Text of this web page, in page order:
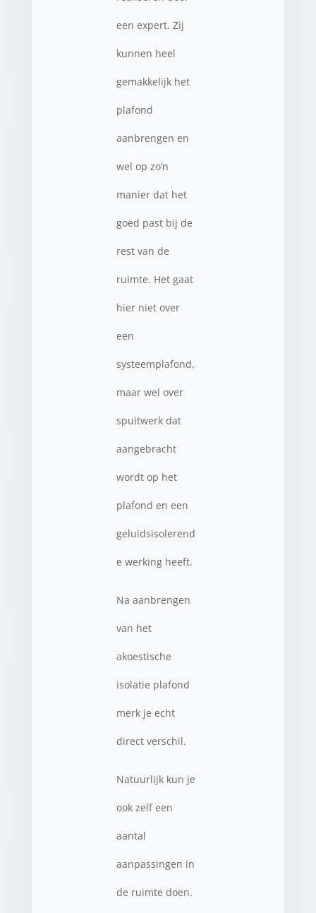
een expert. Zij
kunnen heel
gemakkelijk het
plafond
aanbrengen en
wel op zo’n
manier dat het
goed past bij de
rest van de
ruimte. Het gaat
hier niet over
een
systeemplafond,
maar wel over
spuitwerk dat
aangebracht
wordt op het
plafond en een
geluidsisolerend
e werking heeft.
Na aanbrengen
van het
akoestische
isolatie plafond
merk je echt
direct verschil.
Natuurlijk kun je
ook zelf een
aantal
aanpassingen in
de ruimte doen.